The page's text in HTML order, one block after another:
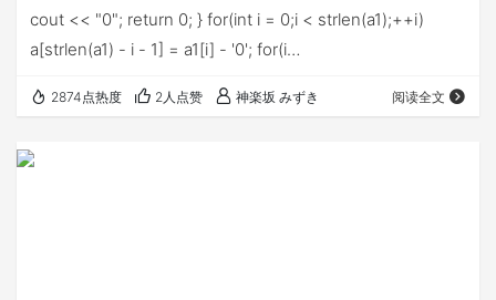
cout << "0"; return 0; } for(int i = 0;i < strlen(a1);++i)
a[strlen(a1) - i - 1] = a1[i] - '0'; for(i…
2874点热度 2人点赞 神楽坂 みずき 阅读全文